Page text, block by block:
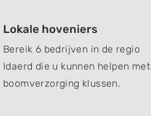
Lokale hoveniers
Bereik 6 bedrijven in de regio
Idaerd die u kunnen helpen met
boomverzorging klussen.